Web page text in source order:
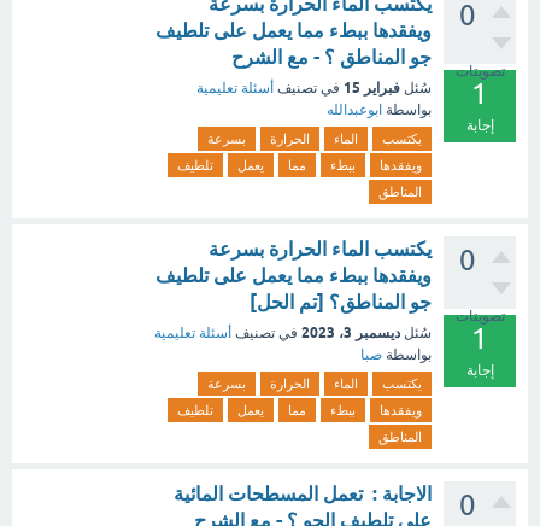
0
تصويتات
1
إجابة
ويفقدها ببطء مما يعمل على تلطيف
جو المناطق ؟ - مع الشرح
سُئل فبراير 15 في تصنيف أسئلة تعليمية
بواسطة ابوعبدالله
يكتسب الماء الحرارة
بسرعة
ويفقدها
ببطء مما يعمل
تلطيف
المناطق
0
تصويتات
1
إجابة
يكتسب الماء الحرارة بسرعة
ويفقدها ببطء مما يعمل على تلطيف
جو المناطق؟ [تم الحل]
سُئل ديسمبر 3، 2023 في تصنيف أسئلة تعليمية
بواسطة صبا
يكتسب الماء الحرارة
بسرعة
ويفقدها
ببطء مما يعمل
تلطيف
المناطق
0
الاجابة : تعمل المسطحات المائية
علي تلطيف الجو ؟ - مع الشرح